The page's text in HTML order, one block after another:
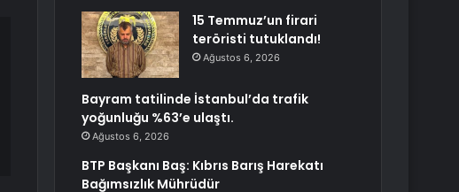
15 Temmuz’un firari
teröristi tutuklandı!
Ağustos 6, 2026
Bayram tatilinde İstanbul’da trafik
yoğunluğu %63’e ulaştı.
Ağustos 6, 2026
BTP Başkanı Baş: Kıbrıs Barış Harekatı
Bağımsızlık Mührüdür